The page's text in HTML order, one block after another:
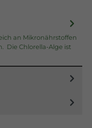
an Mikronährstoffen
Die Chlorella-Alge ist